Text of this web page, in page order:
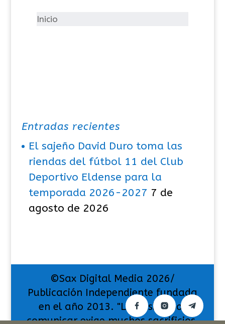
íInicio
Entradas recientes
El sajeño David Duro toma las
riendas del fútbol 11 del Club
Deportivo Eldense para la
temporada 2026-2027 7 de
agosto de 2026
©Sax Digital Media 2026/
Publicación Independiente fundada
en el año 2013. "La pasión por
comunicar exige muchos sacrificios,